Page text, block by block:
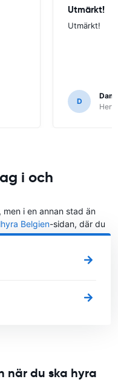
Utmärkt!
Utmärkt!
D
i och
i en annan stad än
Belgien-sidan, där du
hyra en bil.
när du ska hyra